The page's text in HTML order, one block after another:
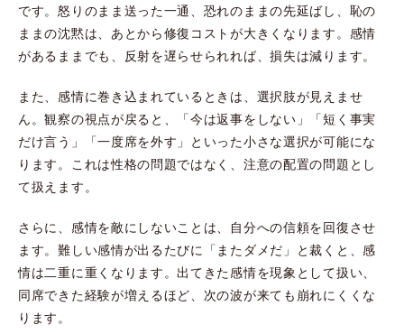
です。怒りのまま送った一通、恐れのままの先延ばし、恥の
ままの沈黙は、あとから修復コストが大きくなります。感情
があるままでも、反射を遅らせられれば、損失は減ります。
また、感情に巻き込まれているときは、選択肢が見えませ
ん。観察の視点が戻ると、「今は返事をしない」「短く事実
だけ言う」「一度席を外す」といった小さな選択が可能にな
ります。これは性格の問題ではなく、注意の配置の問題とし
て扱えます。
さらに、感情を敵にしないことは、自分への信頼を回復させ
ます。難しい感情が出るたびに「またダメだ」と裁くと、感
情は二重に重くなります。出てきた感情を現象として扱い、
同席できた経験が増えるほど、次の波が来ても崩れにくくな
ります。